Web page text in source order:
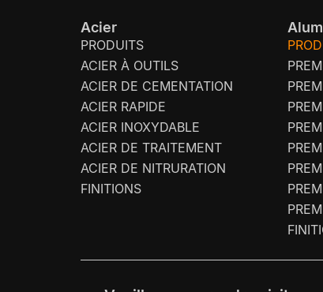
Acier
PRODUITS
ACIER À OUTILS
ACIER DE CEMENTATION
ACIER RAPIDE
ACIER INOXYDABLE
ACIER DE TRAITEMENT
ACIER DE NITRURATION
FINITIONS